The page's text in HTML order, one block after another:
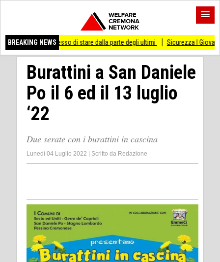
BREAKING NEWS
smesso di stare dalla parte degli ultimi Sicurezza I Giovani Democratici
Burattini a San Daniele
Po il 6 ed il 13 luglio
‘22
Due serate con i burattini in cascina
Lunedì 04 Luglio 2022 Scritto da Redazione